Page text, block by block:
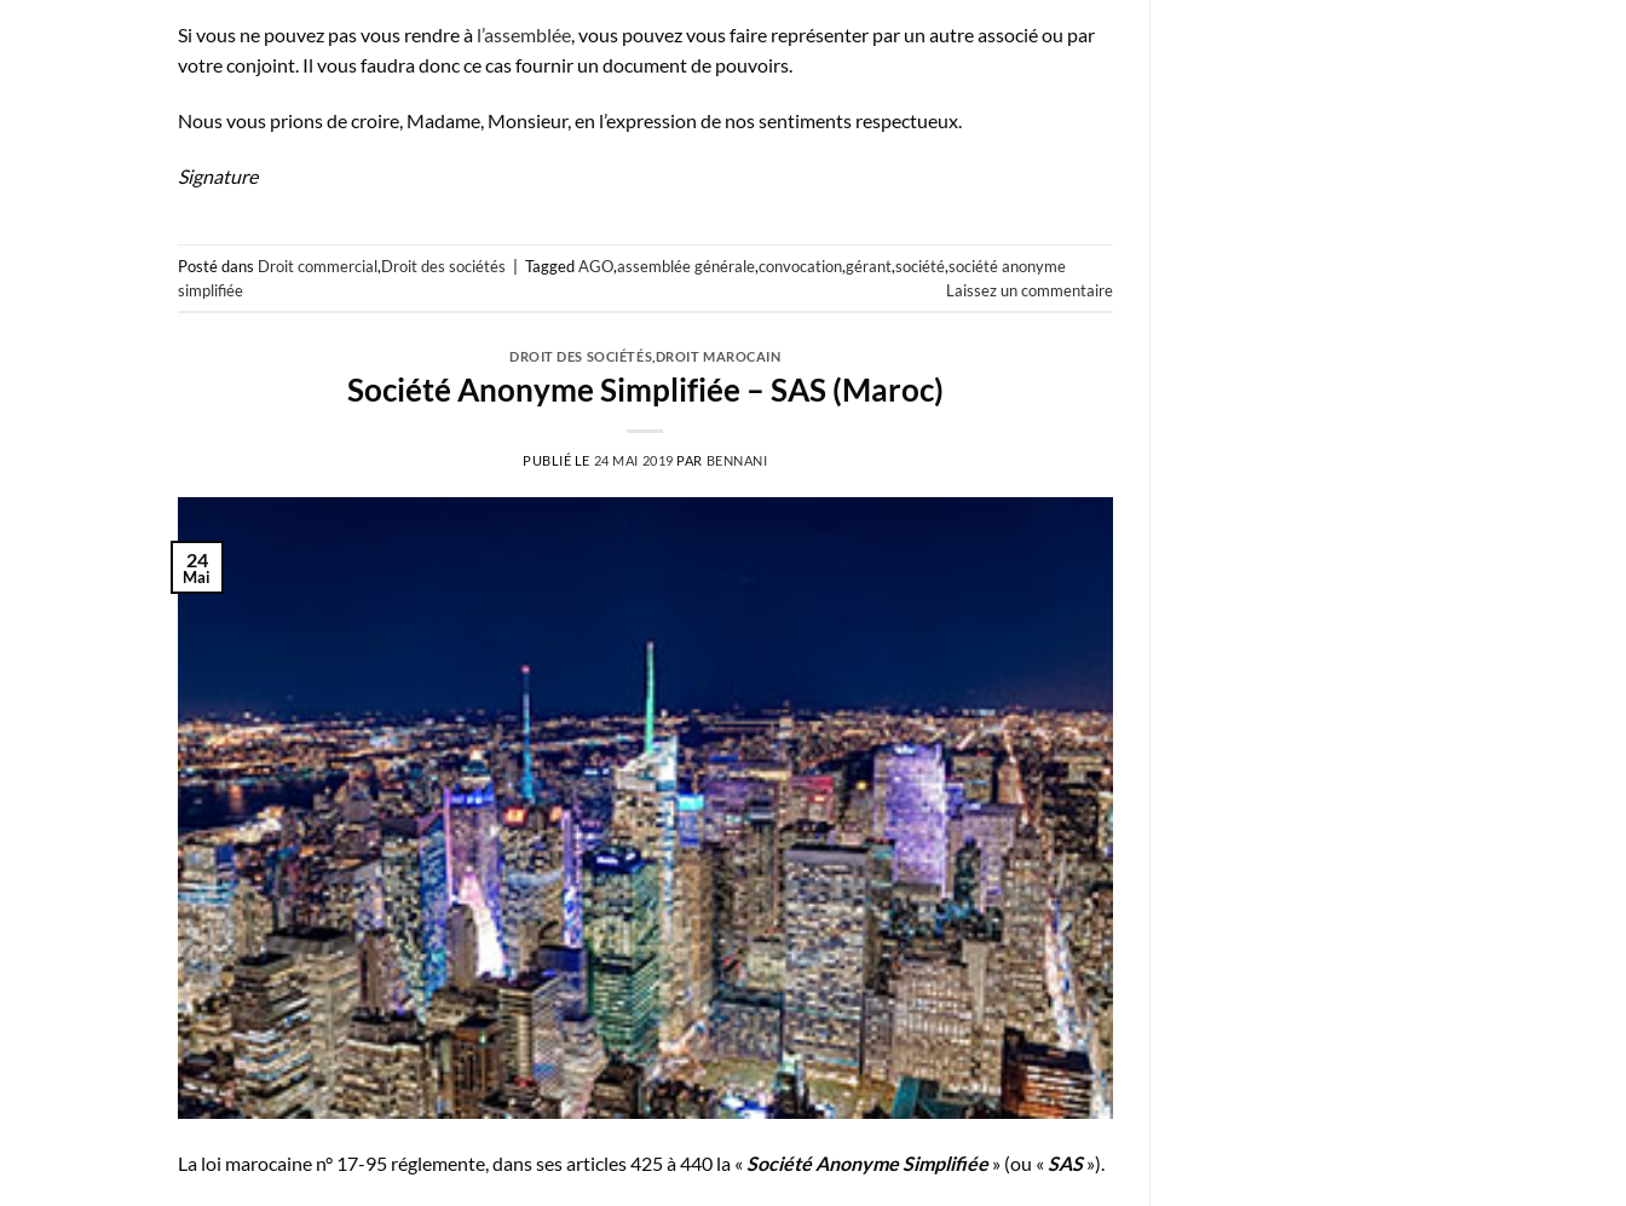
Si vous ne pouvez pas vous rendre à l’assemblée, vous pouvez vous faire représenter par un autre associé ou par
votre conjoint. Il vous faudra donc ce cas fournir un document de pouvoirs.
Nous vous prions de croire, Madame, Monsieur, en l’expression de nos sentiments respectueux.
Signature
Posté dans Droit commercial,Droit des sociétés TaggedAGO,assemblée générale,convocation,gérant,société,société anonyme
simplifiée
Laissez un commentaire
DROIT DES SOCIÉTÉS DROIT MAROCAIN
Société Anonyme Simplifiée – SAS (Maroc)
PUBLIÉ LE 24 MAI 2019 PAR BENNANI
24
Mai
La loi marocaine n° 17-95 réglemente, dans ses articles 425 à 440 la « Société Anonyme Simplifiée » (ou « SAS»).